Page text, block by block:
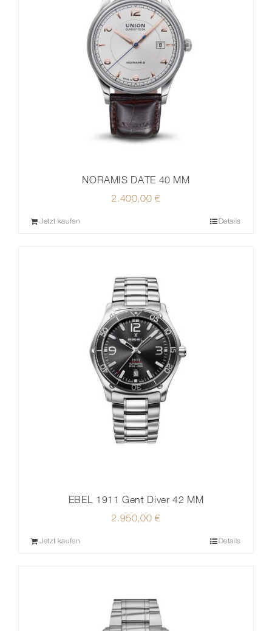
NORAMIS DATE 40 MM
2.400,00€
Jetzt kaufen Details
EBEL 1911 Gent Diver 42 MM
2.950,00€
Jetzt kaufen Details